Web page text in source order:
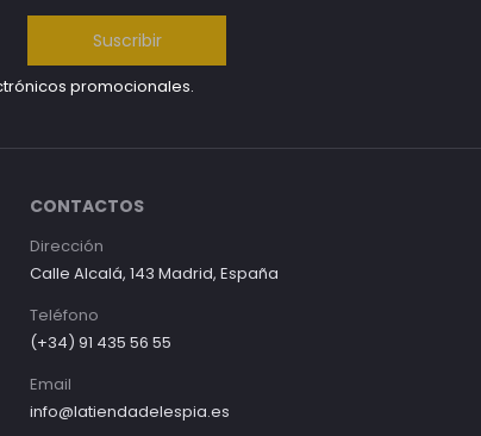
Suscribir
promocionales.
CONTACTOS
Dirección
Calle Alcalá, 143 Madrid, España
Teléfono
(+34) 91 435 56 55
Email
info@latiendadelespia.es